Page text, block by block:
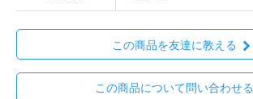
この商品を友達に教える
この商品について問い合わせる